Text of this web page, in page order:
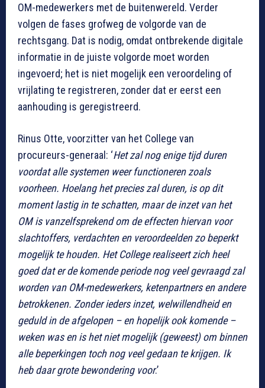
OM-medewerkers met de buitenwereld. Verder
volgen de fases grofweg de volgorde van de
rechtsgang. Dat is nodig, omdat ontbrekende digitale
informatie in de juiste volgorde moet worden
ingevoerd; het is niet mogelijk een veroordeling of
vrijlating te registreren, zonder dat er eerst een
aanhouding is geregistreerd.
Rinus Otte, voorzitter van het College van
procureurs-generaal: ‘Het zal nog enige tijd duren
voordat alle systemen weer functioneren zoals
voorheen. Hoelang het precies zal duren, is op dit
moment lastig in te schatten, maar de inzet van het
OM is vanzelfsprekend om de effecten hiervan voor
slachtoffers, verdachten en veroordeelden zo beperkt
mogelijk te houden. Het College realiseert zich heel
goed dat er de komende periode nog veel gevraagd zal
worden van OM-medewerkers, ketenpartners en andere
betrokkenen. Zonder ieders inzet, welwillendheid en
geduld in de afgelopen – en hopelijk ook komende –
weken was en is het niet mogelijk (geweest) om binnen
alle beperkingen toch nog veel gedaan te krijgen. Ik
heb daar grote bewondering voor.’